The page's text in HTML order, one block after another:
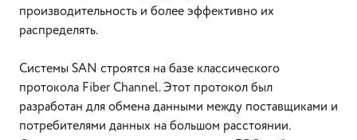
производительность и более эффективно их
распределять.
Системы SAN строятся на базе классического
протокола Fiber Channel. Этот протокол был
разработан для обмена данными между поставщиками и
потребителями данных на большом расстоянии.